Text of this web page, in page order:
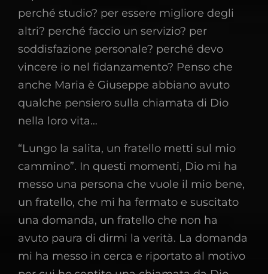
perché studio? per essere migliore degli
altri? perché faccio un servizio? per
soddisfazione personale? perché devo
vincere io nel fidanzamento? Penso che
anche Maria è Giuseppe abbiano avuto
qualche pensiero sulla chiamata di Dio
nella loro vita…
“Lungo la salita, un fratello metti sul mio
cammino”. In questi momenti, Dio mi ha
messo una persona che vuole il mio bene,
un fratello, che mi ha fermato e suscitato
una domanda, un fratello che non ha
avuto paura di dirmi la verità. La domanda
mi ha messo in cerca e riportato al motivo